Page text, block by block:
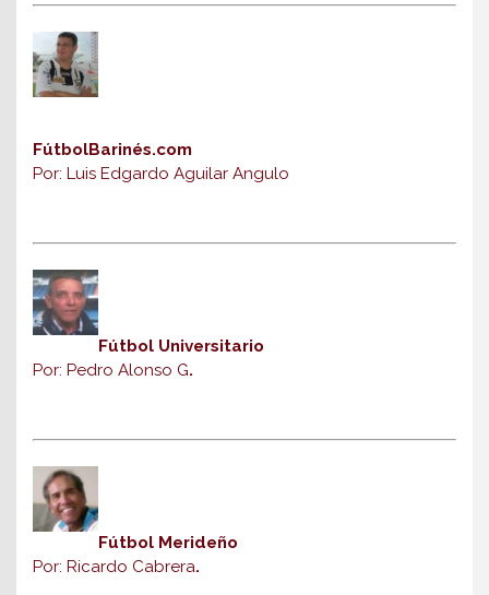
FútbolBarinés.com
Por: Luis Edgardo Aguilar Angulo
Fútbol Universitario
Por: Pedro Alonso G.
Fútbol Merideño
Por: Ricardo Cabrera.